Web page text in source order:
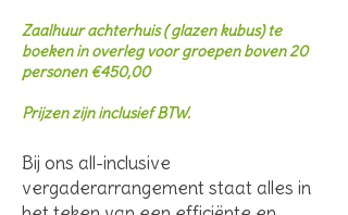
Zaalhuur achterhuis ( glazen kubus) te
boeken in overleg voor groepen boven 20
personen€450,00
Prijzen zijn inclusief BTW.
Bij ons all-inclusive
vergaderarrangement staat alles in